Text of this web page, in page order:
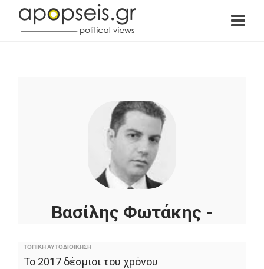
Βασίλης Φωτάκης -
Αγρινίου
ΤΟΠΙΚΗ ΑΥΤΟΔΙΟΙΚΗΣΗ
Το 2017 δέσμιοι του χρόνου